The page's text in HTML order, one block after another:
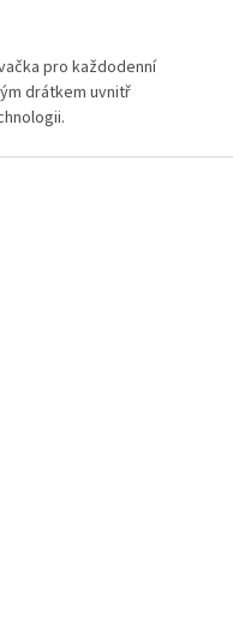
pro každodenní
drátkem uvnitř